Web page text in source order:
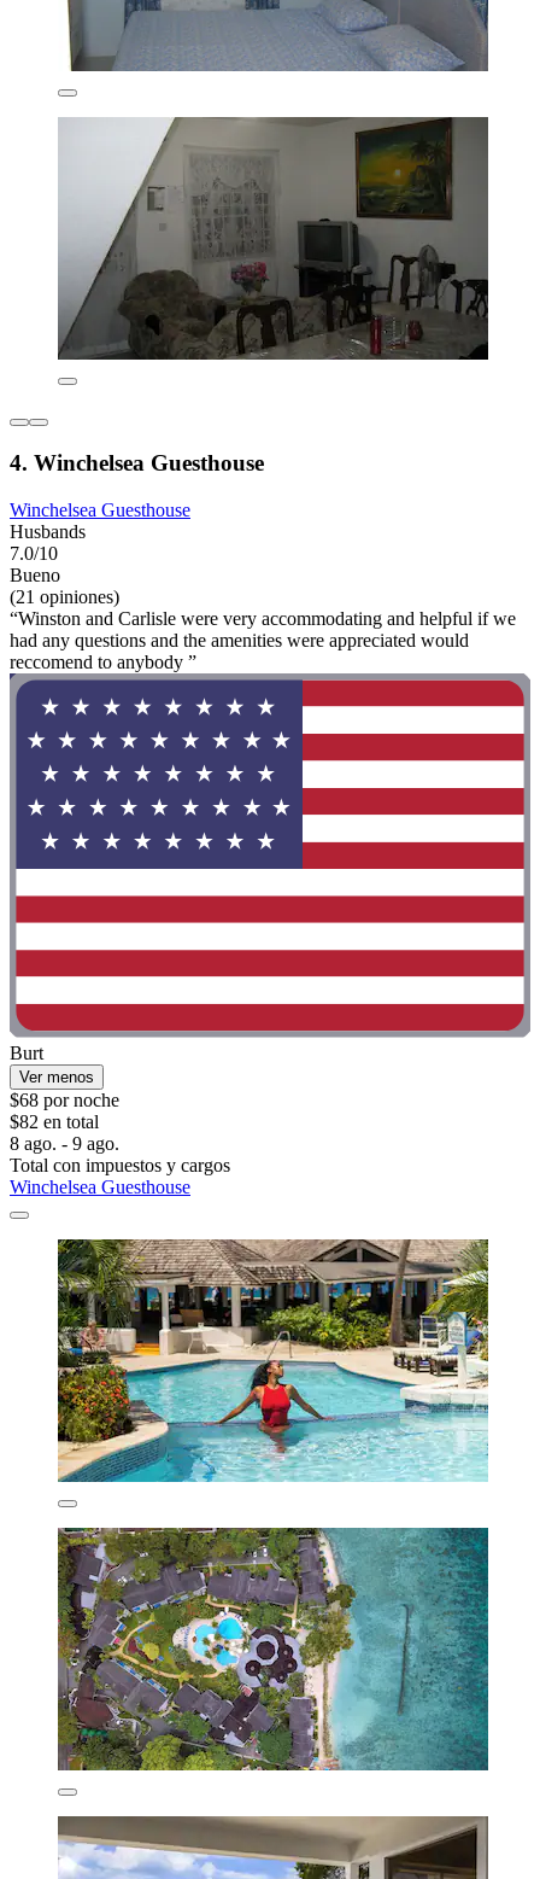
4. Winchelsea Guesthouse
Winchelsea Guesthouse
Husbands
7.0/10
Bueno
(21 opiniones)
“Winston and Carlisle were very accommodating and helpful if we
had any questions and the amenities were appreciated would
reccomend to anybody ”
Burt
Ver menos
$68 por noche
$82 en total
8 ago. - 9 ago.
Total con impuestos y cargos
Winchelsea Guesthouse